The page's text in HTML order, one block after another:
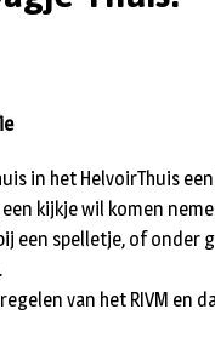
in het HelvoirThuis
kijkje wil komen
een spelletje, of onder
van het RIVM en